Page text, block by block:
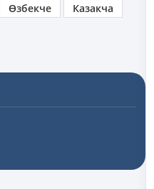
Өзбекче
Казакча